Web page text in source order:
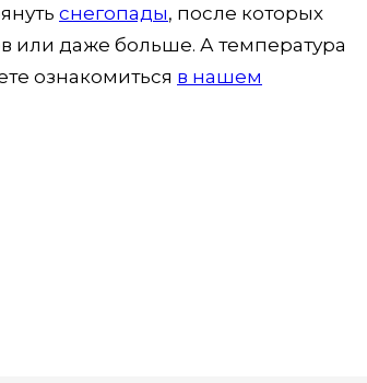
снегопады, после которых
или даже больше. А температура
ознакомиться в нашем